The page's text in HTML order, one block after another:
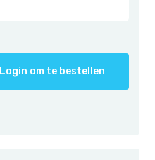
Login om te bestellen